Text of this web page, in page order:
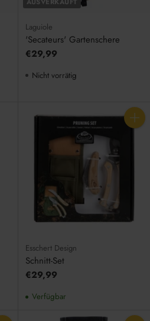
Laguiole
'Secateurs' Gartenschere
€29,99
Nicht vorrätig
Anzahl
Esschert Design
Schnitt-Set
€29,99
Verfügbar